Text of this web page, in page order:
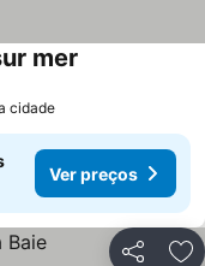
mer
cidade
Ver preços